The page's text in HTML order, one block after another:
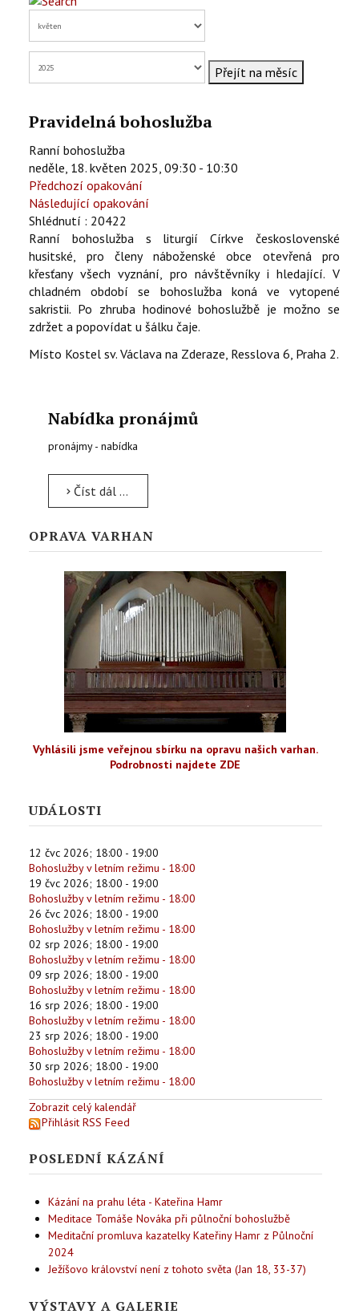
KONTAKTY
EN
Přejít na měsíc
Pravidelná bohoslužba
Ranní bohoslužba
neděle, 18. květen 2025, 09:30 - 10:30
Předchozí opakování
Následující opakování
Shlédnutí : 20422
Ranní bohoslužba s liturgií Církve československé
husitské, pro členy náboženské obce otevřená pro
křesťany všech vyznání, pro návštěvníky i hledající. V
chladném období se bohoslužba koná ve vytopené
sakristii. Po zhruba hodinové bohoslužbě je možno se
zdržet a popovídat u šálku čaje.
Místo Kostel sv. Václava na Zderaze, Resslova 6, Praha 2.
Nabídka pronájmů
pronájmy - nabídka
Číst dál …
OPRAVA VARHAN
Vyhlásili jsme veřejnou sbírku na opravu našich varhan.
Podrobnosti najdete ZDE
UDÁLOSTI
12 čvc 2026; 18:00 - 19:00
Bohoslužby v letním režimu - 18:00
19 čvc 2026; 18:00 - 19:00
Bohoslužby v letním režimu - 18:00
26 čvc 2026; 18:00 - 19:00
Bohoslužby v letním režimu - 18:00
02 srp 2026; 18:00 - 19:00
Bohoslužby v letním režimu - 18:00
09 srp 2026; 18:00 - 19:00
Bohoslužby v letním režimu - 18:00
16 srp 2026; 18:00 - 19:00
Bohoslužby v letním režimu - 18:00
23 srp 2026; 18:00 - 19:00
Bohoslužby v letním režimu - 18:00
30 srp 2026; 18:00 - 19:00
Bohoslužby v letním režimu - 18:00
Zobrazit celý kalendář
Přihlásit RSS Feed
POSLEDNÍ KÁZÁNÍ
Kázání na prahu léta - Kateřina Hamr
Meditace Tomáše Nováka při půlnoční bohoslužbě
Meditační promluva kazatelky Kateřiny Hamr z Půlnoční
2024
Ježíšovo království není z tohoto světa (Jan 18, 33-37)
VÝSTAVY A GALERIE